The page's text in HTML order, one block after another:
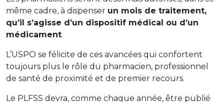
même cadre, à dispenser un mois de traitement,
qu’il s’agisse d’un dispositif médical ou d’un
médicament.
L’USPO se félicite de ces avancées qui confortent
toujours plus le rôle du pharmacien, professionnel
de santé de proximité et de premier recours.
Le PLFSS devra, comme chaque année, être publié